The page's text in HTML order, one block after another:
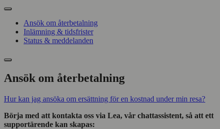
Ansök om återbetalning
Inlämning & tidsfrister
Status & meddelanden
Ansök om återbetalning
Hur kan jag ansöka om ersättning för en kostnad under min resa?
Börja med att kontakta oss via Lea, vår chattassistent, så att ett
supportärende kan skapas: